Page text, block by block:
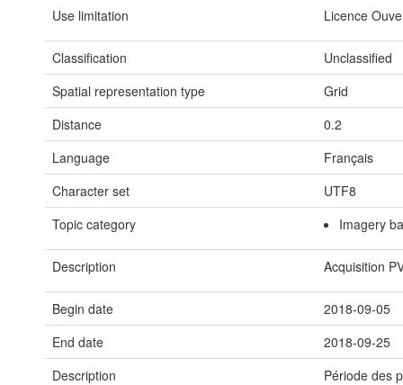
Use limitation Licence
Classification
Unclassified
Spatial representation type
Grid
Distance
0.2
Language
Français
Character set
UTF8
Topic category
Imagery
Description Acquisition
Begin date
2018-09-05
End date
2018-09-25
Description
Période des